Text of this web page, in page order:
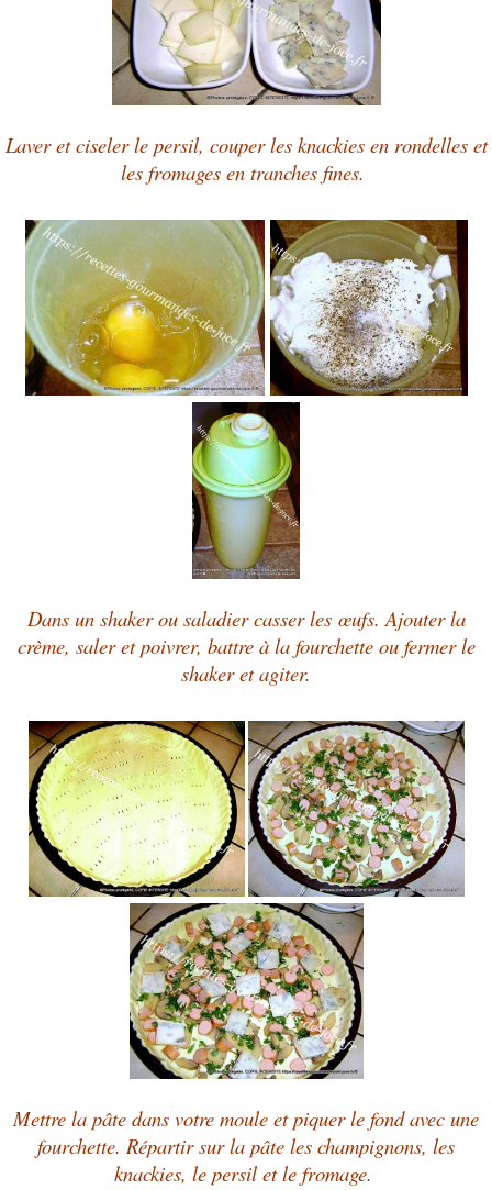
Laver et ciseler le persil, couper les knackies en rondelles et
les fromages en tranches fines.
Dans un shaker ou saladier casser les œufs. Ajouter la
crème, saler et poivrer, battre à la fourchette ou fermer le
shaker et agiter.
Mettre la pâte dans votre moule et piquer le fond avec une
fourchette. Répartir sur la pâte les champignons, les
knackies, le persil et le fromage.